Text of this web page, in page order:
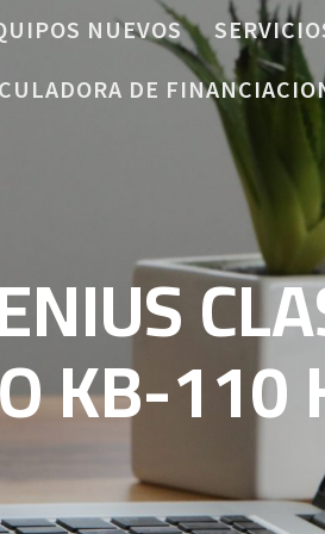
NUEVOS
DE
KB-110